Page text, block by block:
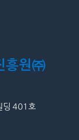
흥원㈜
딩 401호